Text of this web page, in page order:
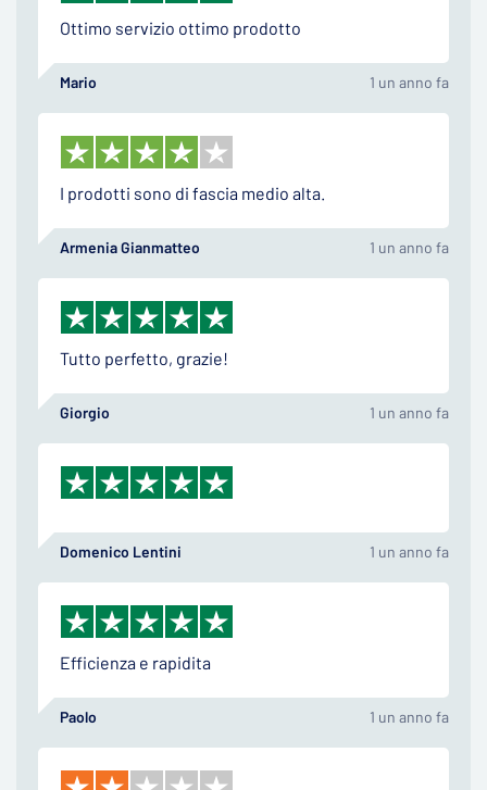
Ottimo servizio ottimo prodotto
Mario 1 un anno fa
I prodotti sono di fascia medio alta.
Armenia Gianmatteo 1 un anno fa
Tutto perfetto, grazie!
Giorgio 1 un anno fa
Domenico Lentini 1 un anno fa
Efficienza e rapidita
Paolo 1 un anno fa